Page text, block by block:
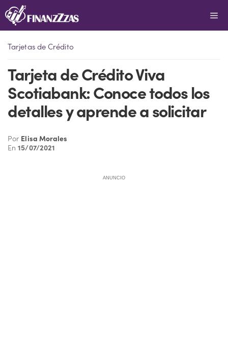
Saltar
al
Tarjetas de Crédito
Tarjeta de Crédito Viva
Scotiabank: Conoce todos los
detalles y aprende a solicitar
Por Elisa Morales
En15/07/2021
ANUNCIO